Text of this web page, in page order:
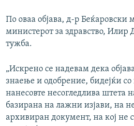
По оваа објава, д-р Беќаровски
министерот за здравство, Илир
тужба.
„Искрено се надевам дека
знаење и одобрение, бидејќи со
нанесовте несогледлива штета
базирана на лажни изјави, на
архивиран документ, на кој не